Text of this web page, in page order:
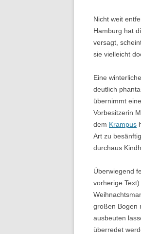
Nicht weit
Hamburg hat
versagt,
sie vielleicht
Eine
deutlich
übernimmt
Vorbesitzerin
dem Krampus
Art zu
durchaus
Überwiegend
vorherige Text)
großen Bogen
ausbeuten
überredet